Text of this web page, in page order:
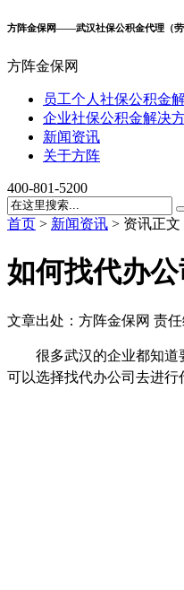
方阵金保网——武汉社保公积金代理（
方阵金保网
员工个人社保公积金
企业社保公积金解决
新闻资讯
关于方阵
400-801-5200
首页 > 新闻资讯 > 资讯正文
如何找代办
文章出处：方阵金保网 责
很多武汉的企业都知
可以选择找代办公司去进